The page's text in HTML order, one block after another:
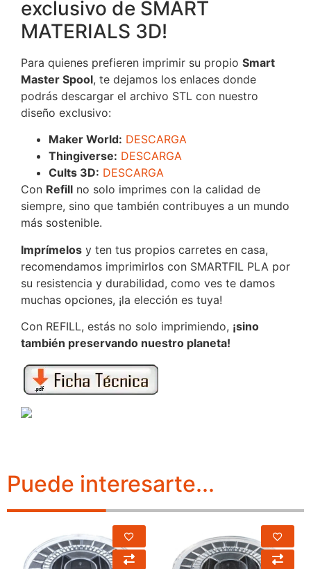
exclusivo de SMART
MATERIALS 3D!
Para quienes prefieren imprimir su propio Smart
Master Spool, te dejamos los enlaces donde
podrás descargar el archivo STL con nuestro
diseño exclusivo:
Maker World: DESCARGA
Thingiverse: DESCARGA
Cults 3D: DESCARGA
Con Refill no solo imprimes con la calidad de
siempre, sino que también contribuyes a un mundo
más sostenible.
Imprímelos y ten tus propios carretes en casa,
recomendamos imprimirlos con SMARTFIL PLA por
su resistencia y durabilidad, como ves te damos
muchas opciones, ¡la elección es tuya!
Con REFILL, estás no solo imprimiendo, ¡sino
también preservando nuestro planeta!
Puede interesarte...